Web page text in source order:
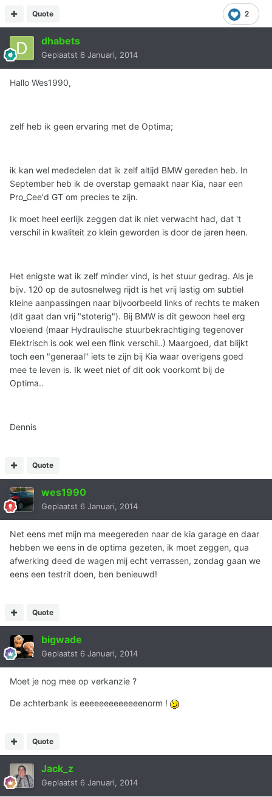
2
Quote
dhabets
Geplaatst 6 Januari, 2014
Hallo Wes1990,
zelf heb ik geen ervaring met de Optima;
ik kan wel mededelen dat ik zelf altijd BMW gereden heb. In
September heb ik de overstap gemaakt naar Kia, naar een
Pro_Cee'd GT om precies te zijn.
Ik moet heel eerlijk zeggen dat ik niet verwacht had, dat 't
verschil in kwaliteit zo klein geworden is door de jaren heen.
Het enigste wat ik zelf minder vind, is het stuur gedrag. Als je
bijv. 120 op de autosnelweg rijdt is het vrij lastig om subtiel
kleine aanpassingen naar bijvoorbeeld links of rechts te maken
(dit gaat dan vrij "stoterig"). Bij BMW is dit gewoon heel erg
vloeiend (maar Hydraulische stuurbekrachtiging tegenover
Elektrisch is ook wel een flink verschil..) Maargoed, dat blijkt
toch een "generaal" iets te zijn bij Kia waar overigens goed
mee te leven is. Ik weet niet of dit ook voorkomt bij de
Optima..
Dennis
Quote
wes1990
Geplaatst 6 Januari, 2014
Net eens met mijn ma meegereden naar de kia garage en daar
hebben we eens in de optima gezeten, ik moet zeggen, qua
afwerking deed de wagen mij echt verrassen, zondag gaan we
eens een testrit doen, ben benieuwd!
Quote
bigwade
Geplaatst 6 Januari, 2014
Moet je nog mee op verkanzie ?
De achterbank is eeeeeeeeeeeeenorm !
Quote
Jack_z
Geplaatst 6 Januari, 2014